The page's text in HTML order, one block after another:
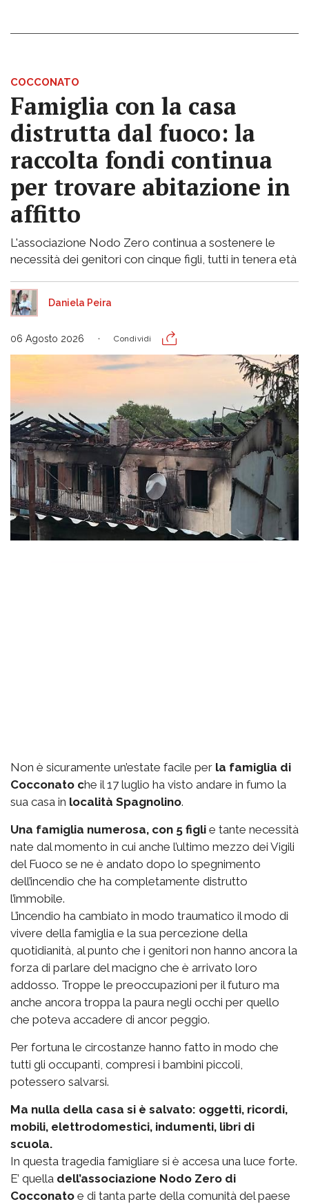
COCCONATO
Famiglia con la casa
distrutta dal fuoco: la
raccolta fondi continua
per trovare abitazione in
affitto
L'associazione Nodo Zero continua a sostenere le
necessità dei genitori con cinque figli, tutti in tenera età
Daniela Peira
06 Agosto 2026 Condividi
Non è sicuramente un’estate facile per la famiglia di
Cocconato che il 17 luglio ha visto andare in fumo la
sua casa in località Spagnolino.
Una famiglia numerosa, con 5 figli e tante necessità
nate dal momento in cui anche l’ultimo mezzo dei Vigili
del Fuoco se ne è andato dopo lo spegnimento
dell’incendio che ha completamente distrutto
l’immobile.
L’incendio ha cambiato in modo traumatico il modo di
vivere della famiglia e la sua percezione della
quotidianità, al punto che i genitori non hanno ancora la
forza di parlare del macigno che è arrivato loro
addosso. Troppe le preoccupazioni per il futuro ma
anche ancora troppa la paura negli occhi per quello
che poteva accadere di ancor peggio.
Per fortuna le circostanze hanno fatto in modo che
tutti gli occupanti, compresi i bambini piccoli,
potessero salvarsi.
Ma nulla della casa si è salvato: oggetti, ricordi,
mobili, elettrodomestici, indumenti, libri di
scuola.
In questa tragedia famigliare si è accesa una luce forte.
E’ quella dell’associazione Nodo Zero di
Cocconato e di tanta parte della comunità del paese